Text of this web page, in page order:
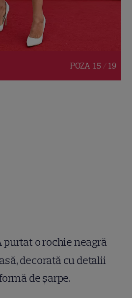
POZA 15 / 19
purtat o rochie neagră
decorată cu detalii
de șarpe.